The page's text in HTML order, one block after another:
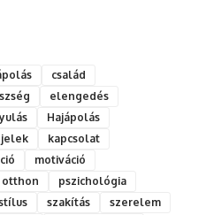
család
elengedés
Hajápolás
jelek
kapcsolat
motiváció
otthon
pszichológia
szakítás
szerelem